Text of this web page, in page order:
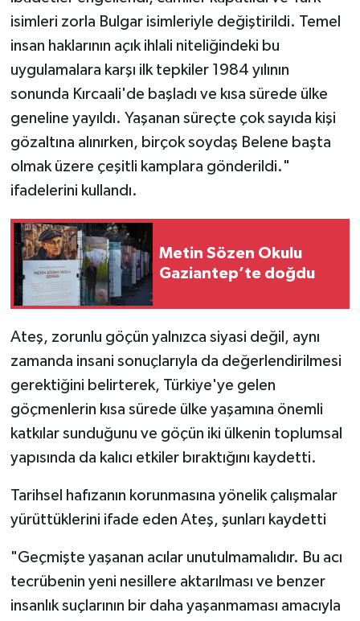
isimleri zorla Bulgar isimleriyle değiştirildi. Temel
insan haklarının açık ihlali niteliğindeki bu
uygulamalara karşı ilk tepkiler 1984 yılının
sonunda Kırcaali'de başladı ve kısa sürede ülke
geneline yayıldı. Yaşanan süreçte çok sayıda kişi
gözaltına alınırken, birçok soydaş Belene başta
olmak üzere çeşitli kamplara gönderildi."
ifadelerini kullandı.
Metin Sözen Okulu
Gaziantep’te doğdu
Ateş, zorunlu göçün yalnızca siyasi değil, aynı
zamanda insani sonuçlarıyla da değerlendirilmesi
gerektiğini belirterek, Türkiye'ye gelen
göçmenlerin kısa sürede ülke yaşamına önemli
katkılar sunduğunu ve göçün iki ülkenin toplumsal
yapısında da kalıcı etkiler bıraktığını kaydetti.
Tarihsel hafızanın korunmasına yönelik çalışmalar
yürüttüklerini ifade eden Ateş, şunları kaydetti
"Geçmişte yaşanan acılar unutulmamalıdır. Bu acı
tecrübenin yeni nesillere aktarılması ve benzer
insanlık suçlarının bir daha yaşanmaması amacıyla